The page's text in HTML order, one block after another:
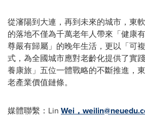
從瀋陽到大連，再到未來的城市，東
的落地不僅為千萬老年人帶來「健康
尊嚴有歸屬」的晚年生活，更以「可
式，為全國城市應對老齡化提供了實
養康旅」五位一體戰略的不斷推進，
老產業價值鏈條。
媒體聯繫：Lin Wei，